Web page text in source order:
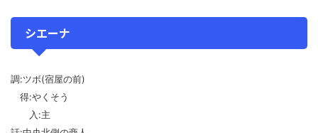
シエーナ
調:ツボ(宿屋の前)
得:やくそう
入:主